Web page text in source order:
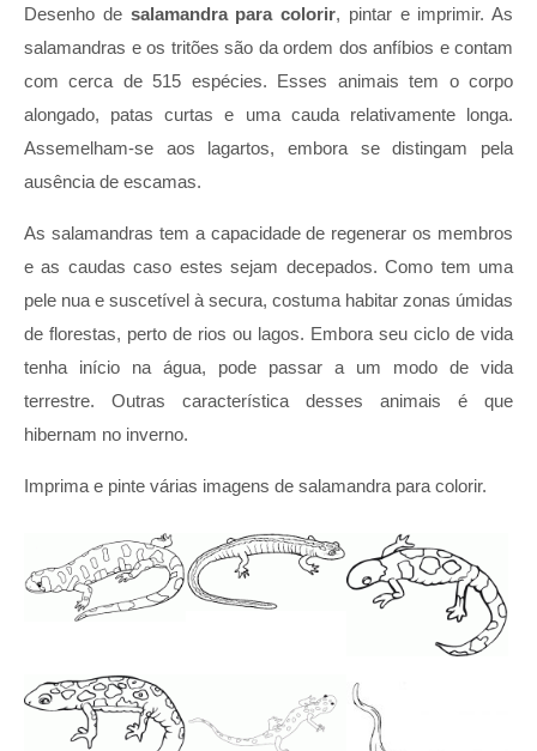
Desenho de salamandra para colorir, pintar e imprimir. As
salamandras e os tritões são da ordem dos anfíbios e contam
com cerca de 515 espécies. Esses animais tem o corpo
alongado, patas curtas e uma cauda relativamente longa.
Assemelham-se aos lagartos, embora se distingam pela
ausência de escamas.
As salamandras tem a capacidade de regenerar os membros
e as caudas caso estes sejam decepados. Como tem uma
pele nua e suscetível à secura, costuma habitar zonas úmidas
de florestas, perto de rios ou lagos. Embora seu ciclo de vida
tenha início na água, pode passar a um modo de vida
terrestre. Outras característica desses animais é que
hibernam no inverno.
Imprima e pinte várias imagens de salamandra para colorir.